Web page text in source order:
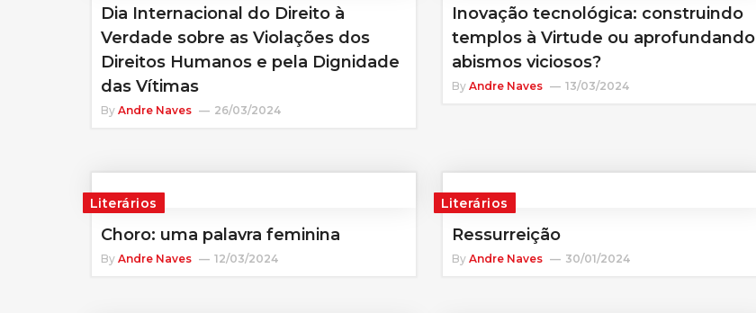
Dia Internacional do Direito à
Verdade sobre as Violações dos
Direitos Humanos e pela Dignidade
das Vítimas
By Andre Naves 26/03/2024
Inovação tecnológica: construindo
templos à Virtude ou aprofundando
abismos viciosos?
By Andre Naves 13/03/2024
Literários
Choro: uma palavra feminina
By Andre Naves 12/03/2024
Literários
Ressurreição
By Andre Naves 30/01/2024